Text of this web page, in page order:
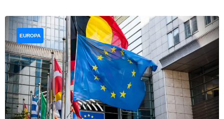
EUROPA